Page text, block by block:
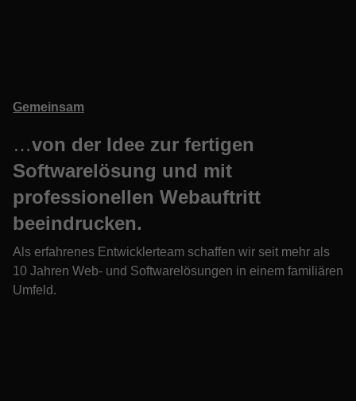
Gemeinsam
…von der Idee zur fertigen
Softwarelösung und mit
professionellen Webauftritt
beeindrucken.
Als erfahrenes Entwicklerteam schaffen wir seit mehr als
10 Jahren Web- und Softwarelösungen in einem familiären
Umfeld.